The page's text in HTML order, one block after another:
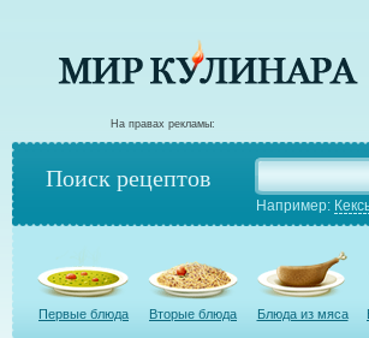
На правах рекламы:
Поиск рецептов
Например:
Первые блюда Вторые блюда Блюда из мяса